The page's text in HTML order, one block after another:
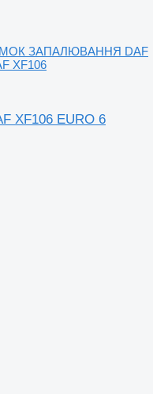
ЗАПАЛЮВАННЯ DAF
XF106
EURO 6